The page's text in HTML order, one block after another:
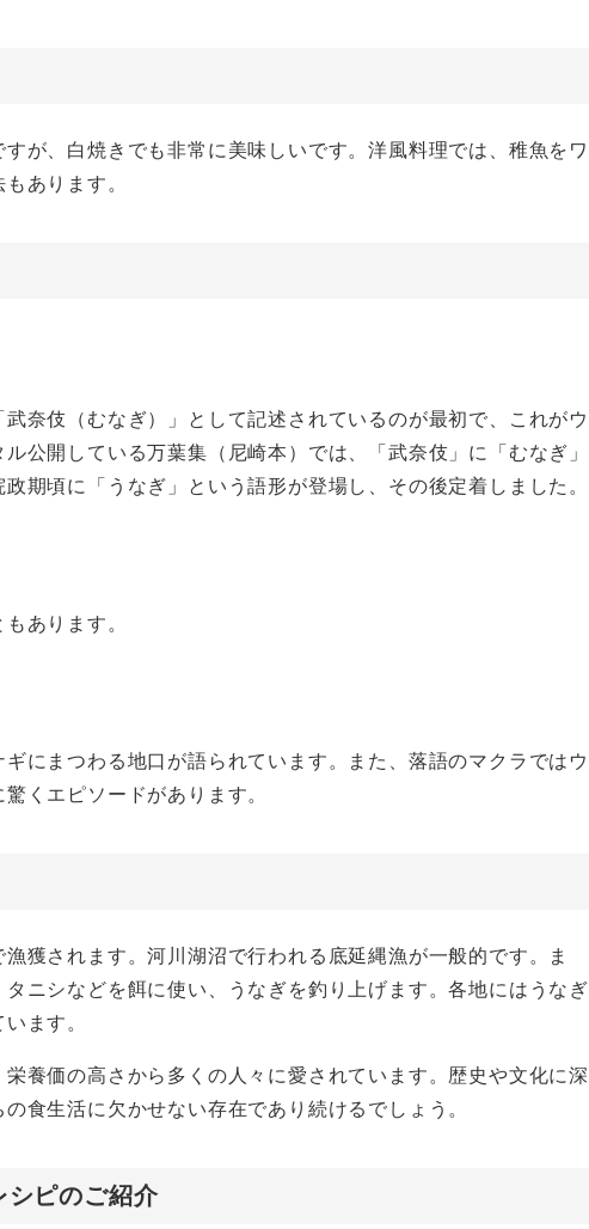
が、白焼きでも非常に美味しいです。洋風料理では、稚魚をワ
あります。
奈伎（むなぎ）」として記述されているのが最初で、これがウ
公開している万葉集（尼崎本）では、「武奈伎」に「むなぎ」
期頃に「うなぎ」という語形が登場し、その後定着しました。
あります。
にまつわる地口が語られています。また、落語のマクラではウ
くエピソードがあります。
獲されます。河川湖沼で行われる底延縄漁が一般的です。ま
ニシなどを餌に使い、うなぎを釣り上げます。各地にはうなぎ
ます。
養価の高さから多くの人々に愛されています。歴史や文化に深
食生活に欠かせない存在であり続けるでしょう。
シピのご紹介